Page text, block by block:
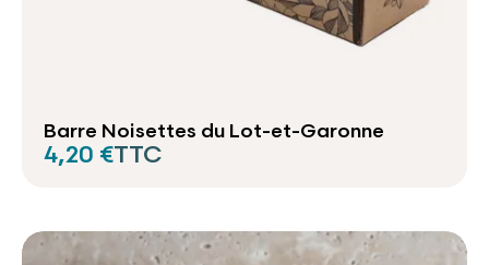
Barre Noisettes du Lot-et-Garonne
4,20 €TTC